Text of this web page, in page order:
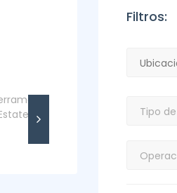
Filtros: